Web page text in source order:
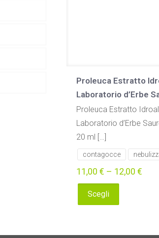
Proleuca Estratto
Laboratorio d’Erbe
Proleuca Estratto
Laboratorio d’Erbe
20 ml […]
contagocce
11,00 € – 12,00 €
Scegli